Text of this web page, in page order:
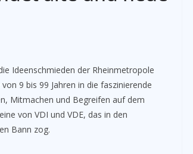
Ideenschmieden der Rheinmetropole
9 bis 99 Jahren in die faszinierende
Mitmachen und Begreifen auf dem
von VDI und VDE, das in den
Bann zog.